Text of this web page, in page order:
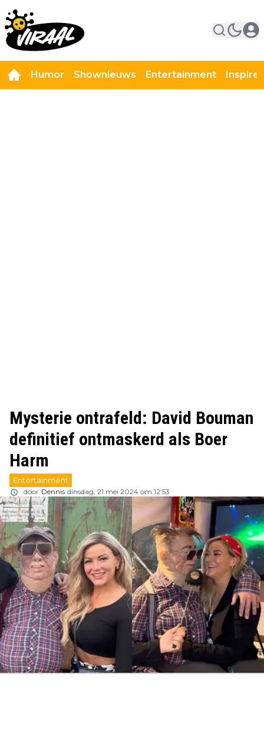
Humor Shownieuws Entertainment
Mysterie ontrafeld: David Bouman
definitief ontmaskerd als Boer
Harm
Entertainment
door Dennis dinsdag, 21 mei 2024 om 12:53